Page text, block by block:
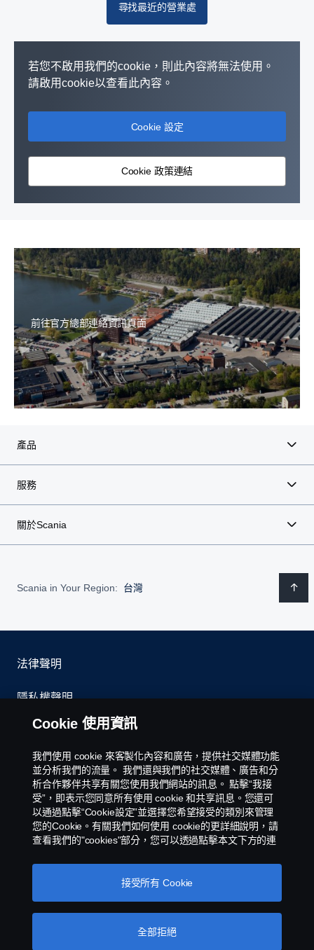
台南市
澎湖縣
連江縣
尋找最近的營業處
若您不啟用我們的cookie，則此內容將無法使用。
請啟用cookie以查看此內容。
Cookie 設定
Cookie 政策連結
前往官方總部連絡資訊頁面
產品
服務
關於Scania
Scania in Your Region: 台灣
法律聲明
隱私權聲明
聯絡我們
環境政策
Cookies Policy
Cookie 設定
Cookie 使用資訊
我們使用 cookie 來客製化內容和廣告，提供社交媒體功能
並分析我們的流量。 我們還與我們的社交媒體、廣告和分
析合作夥伴共享有關您使用我們網站的訊息。 點擊“我接
受”，即表示您同意所有使用 cookie 和共享訊息。您還可
以通過點擊“Cookie設定”並選擇您希望接受的類別來管理
您的Cookie。有關我們如何使用 cookie的更詳細說明，請
查看我們的"cookies"部分，您可以透過點擊本文下方的連
全部拒絕
接受所有 Cookie